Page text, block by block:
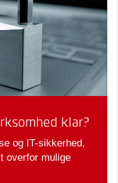
klar?
og IT-sikkerhed,
overfor mulige